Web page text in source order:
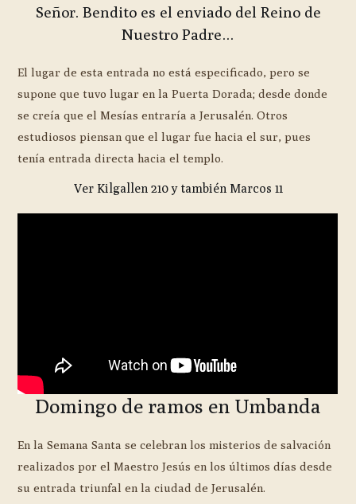
Señor. Bendito es el enviado del Reino de
Nuestro Padre…
El lugar de esta entrada no está especificado, pero se
supone que tuvo lugar en la Puerta Dorada; desde donde
se creía que el Mesías entraría a Jerusalén. Otros
estudiosos piensan que el lugar fue hacia el sur, pues
tenía entrada directa hacia el templo.
Ver Kilgallen 210 y también Marcos 11
Domingo de ramos en Umbanda
En la Semana Santa se celebran los misterios de salvación
realizados por el Maestro Jesús en los últimos días desde
su entrada triunfal en la ciudad de Jerusalén.